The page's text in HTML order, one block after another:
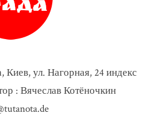
ул. Нагорная, 24 индекс
: Вячеслав Котёночкин